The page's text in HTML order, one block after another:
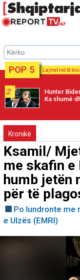
POP 5 Lajmet më të
2
Hunter
Ka shumë
Kronikë
Ksamil/
me skafin
humb jetën
për të
Po lundronte me
e Ulzës (EMRI)